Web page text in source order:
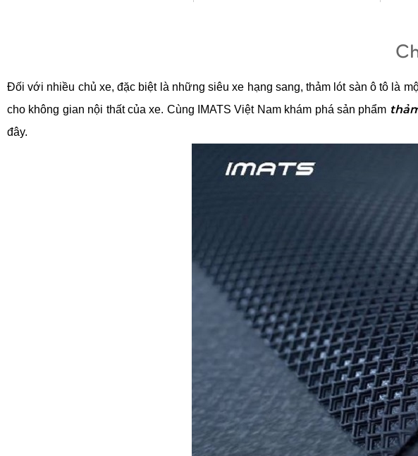
Đối với nhiều chủ xe, đặc biệt là những siêu xe hạng sang, thảm lót sàn ô tô là
cho không gian nội thất của xe. Cùng IMATS Việt Nam khám phá sản phẩm
đây.